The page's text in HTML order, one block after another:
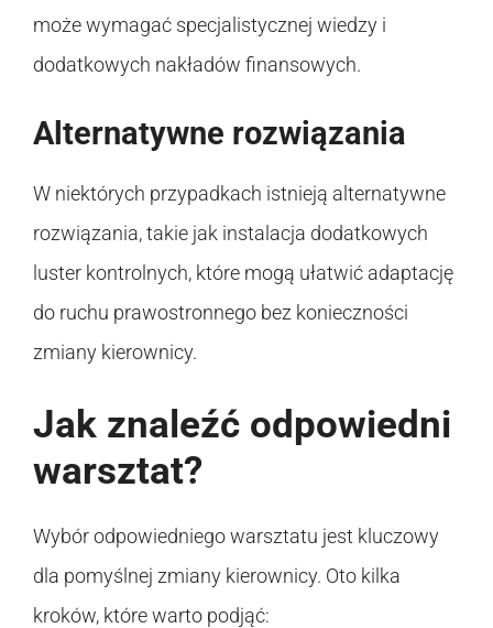
może wymagać specjalistycznej wiedzy i
dodatkowych nakładów finansowych.
Alternatywne rozwiązania
W niektórych przypadkach istnieją alternatywne
rozwiązania, takie jak instalacja dodatkowych
luster kontrolnych, które mogą ułatwić adaptację
do ruchu prawostronnego bez konieczności
zmiany kierownicy.
Jak znaleźć odpowiedni
warsztat?
Wybór odpowiedniego warsztatu jest kluczowy
dla pomyślnej zmiany kierownicy. Oto kilka
kroków, które warto podjąć: